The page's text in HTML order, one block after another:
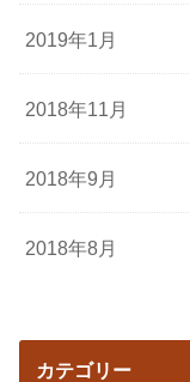
2019年1月
2018年11月
2018年9月
2018年8月
カテゴリー